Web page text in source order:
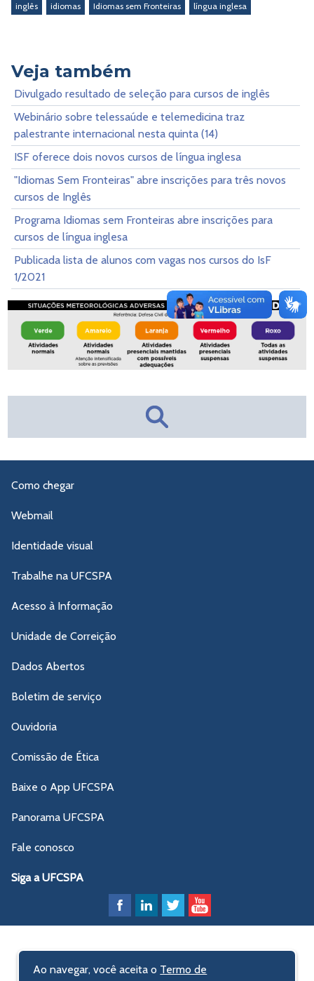
inglês idiomas Idiomas sem Fronteiras língua inglesa
Veja também
Divulgado resultado de seleção para cursos de inglês
Webinário sobre telessaúde e telemedicina traz
palestrante internacional nesta quinta (14)
ISF oferece dois novos cursos de língua inglesa
"Idiomas Sem Fronteiras" abre inscrições para três novos
cursos de Inglês
Programa Idiomas sem Fronteiras abre inscrições para
cursos de língua inglesa
Publicada lista de alunos com vagas nos cursos do IsF
1/2021
Como chegar
Webmail
Identidade visual
Trabalhe na UFCSPA
Acesso à Informação
Unidade de Correição
Dados Abertos
Boletim de serviço
Ouvidoria
Comissão de Ética
Baixe o App UFCSPA
Panorama UFCSPA
Fale conosco
Siga a UFCSPA
Ao navegar, você aceita o Termo de